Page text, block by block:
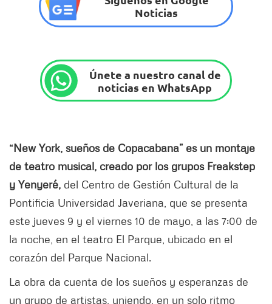
Noticias
Únete a nuestro canal de
noticias en WhatsApp
“New York, sueños de Copacabana” es un montaje
de teatro musical, creado por los grupos Freakstep
y Yenyeré, del Centro de Gestión Cultural de la
Pontificia Universidad Javeriana, que se presenta
este jueves 9 y el viernes 10 de mayo, a las 7:00 de
la noche, en el teatro El Parque, ubicado en el
corazón del Parque Nacional.
La obra da cuenta de los sueños y esperanzas de
un grupo de artistas, uniendo, en un solo ritmo